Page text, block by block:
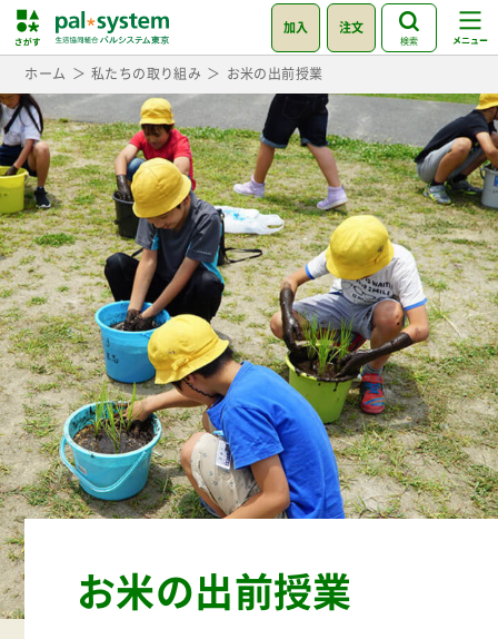
加入 注文
検索
ホーム 私たちの取り組み お米の出前授業
お米の出前授業